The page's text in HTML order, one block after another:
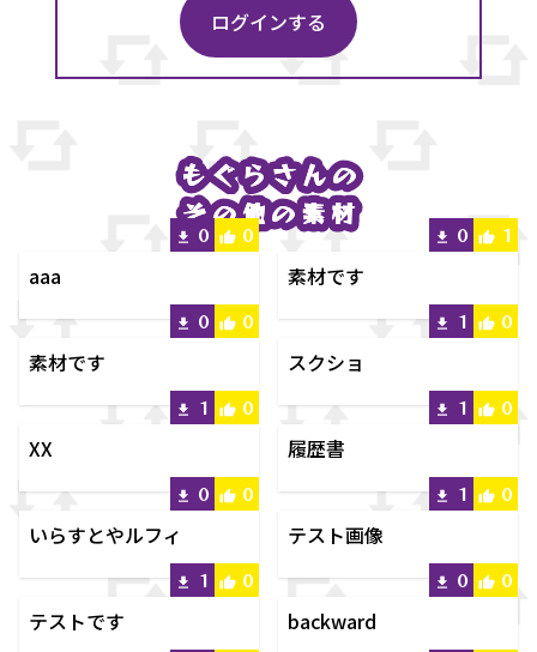
ログインする
もぐら さんの
もぐら さんの
その他の素材
その他の素材
0 0
aaa
0 1
素材です
0 0
素材です
1 0
スクショ
1 0
XX
1 0
履歴書
0 0
いらすとやルフィ
1 0
テスト画像
1 0
テストです
0 0
backward